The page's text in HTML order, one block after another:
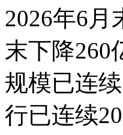
2026年6月
末下降260
规模已连
行已连续